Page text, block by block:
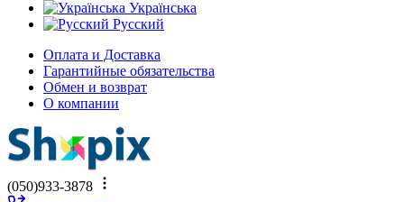
Українська
Русский
Оплата и Доставка
Гарантийные обязательства
Обмен и возврат
О компании
(050)933-3878